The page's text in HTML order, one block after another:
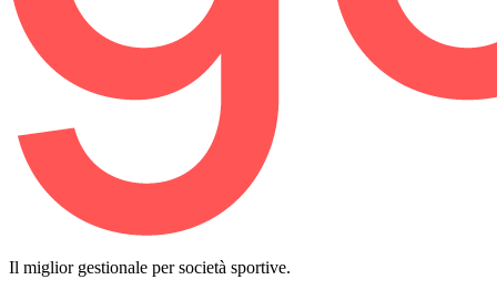
Il miglior gestionale per società sportive.